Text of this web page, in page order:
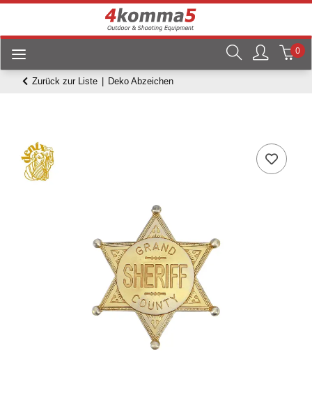
0
Zurück zur Liste Deko Abzeichen